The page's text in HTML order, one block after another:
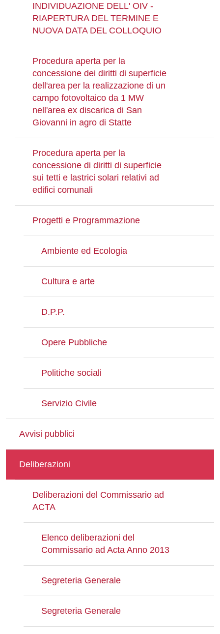
INDIVIDUAZIONE DELL' OIV -
RIAPERTURA DEL TERMINE E
NUOVA DATA DEL COLLOQUIO
Procedura aperta per la
concessione dei diritti di superficie
dell'area per la realizzazione di un
campo fotovoltaico da 1 MW
nell'area ex discarica di San
Giovanni in agro di Statte
Procedura aperta per la
concessione di diritti di superficie
sui tetti e lastrici solari relativi ad
edifici comunali
Progetti e Programmazione
Ambiente ed Ecologia
Cultura e arte
D.P.P.
Opere Pubbliche
Politiche sociali
Servizio Civile
Avvisi pubblici
Deliberazioni
Deliberazioni del Commissario ad
ACTA
Elenco deliberazioni del
Commissario ad Acta Anno 2013
Segreteria Generale
Segreteria Generale